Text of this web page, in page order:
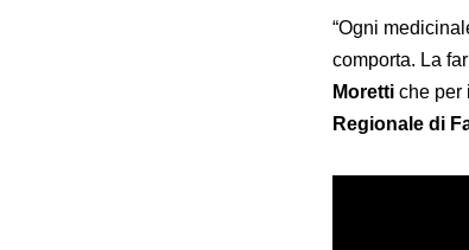
“Ogni
comporta. La
Moretti che per
Regionale di